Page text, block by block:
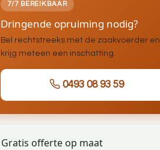
7/7 BEREIKBAAR
Dringende opruiming nodig?
Bel rechtstreeks met de zaakvoerder en
krijg meteen een inschatting.
0493 08 93 59
Gratis offerte op maat